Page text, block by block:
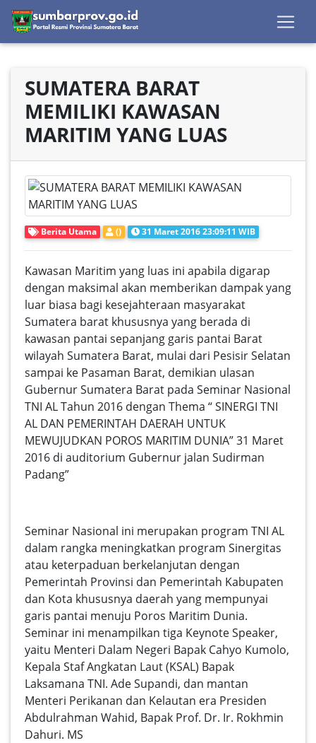
SUMATERA BARAT
MEMILIKI KAWASAN
MARITIM YANG LUAS
Berita Utama () 31 Maret 2016 23:09:11 WIB
Kawasan Maritim yang luas ini apabila digarap
dengan maksimal akan memberikan dampak yang
luar biasa bagi kesejahteraan masyarakat
Sumatera barat khususnya yang berada di
kawasan pantai sepanjang garis pantai Barat
wilayah Sumatera Barat, mulai dari Pesisir Selatan
sampai ke Pasaman Barat, demikian ulasan
Gubernur Sumatera Barat pada Seminar Nasional
TNI AL Tahun 2016 dengan Thema “ SINERGI TNI
AL DAN PEMERINTAH DAERAH UNTUK
MEWUJUDKAN POROS MARITIM DUNIA” 31 Maret
2016 di auditorium Gubernur jalan Sudirman
Padang”
Seminar Nasional ini merupakan program TNI AL
dalam rangka meningkatkan program Sinergitas
atau keterpaduan berkelanjutan dengan
Pemerintah Provinsi dan Pemerintah Kabupaten
dan Kota khususnya daerah yang mempunyai
garis pantai menuju Poros Maritim Dunia.
Seminar ini menampilkan tiga Keynote Speaker,
yaitu Menteri Dalam Negeri Bapak Cahyo Kumolo,
Kepala Staf Angkatan Laut (KSAL) Bapak
Laksamana TNI. Ade Supandi, dan mantan
Menteri Perikanan dan Kelautan era Presiden
Abdulrahman Wahid, Bapak Prof. Dr. Ir. Rokhmin
Dahuri. MS